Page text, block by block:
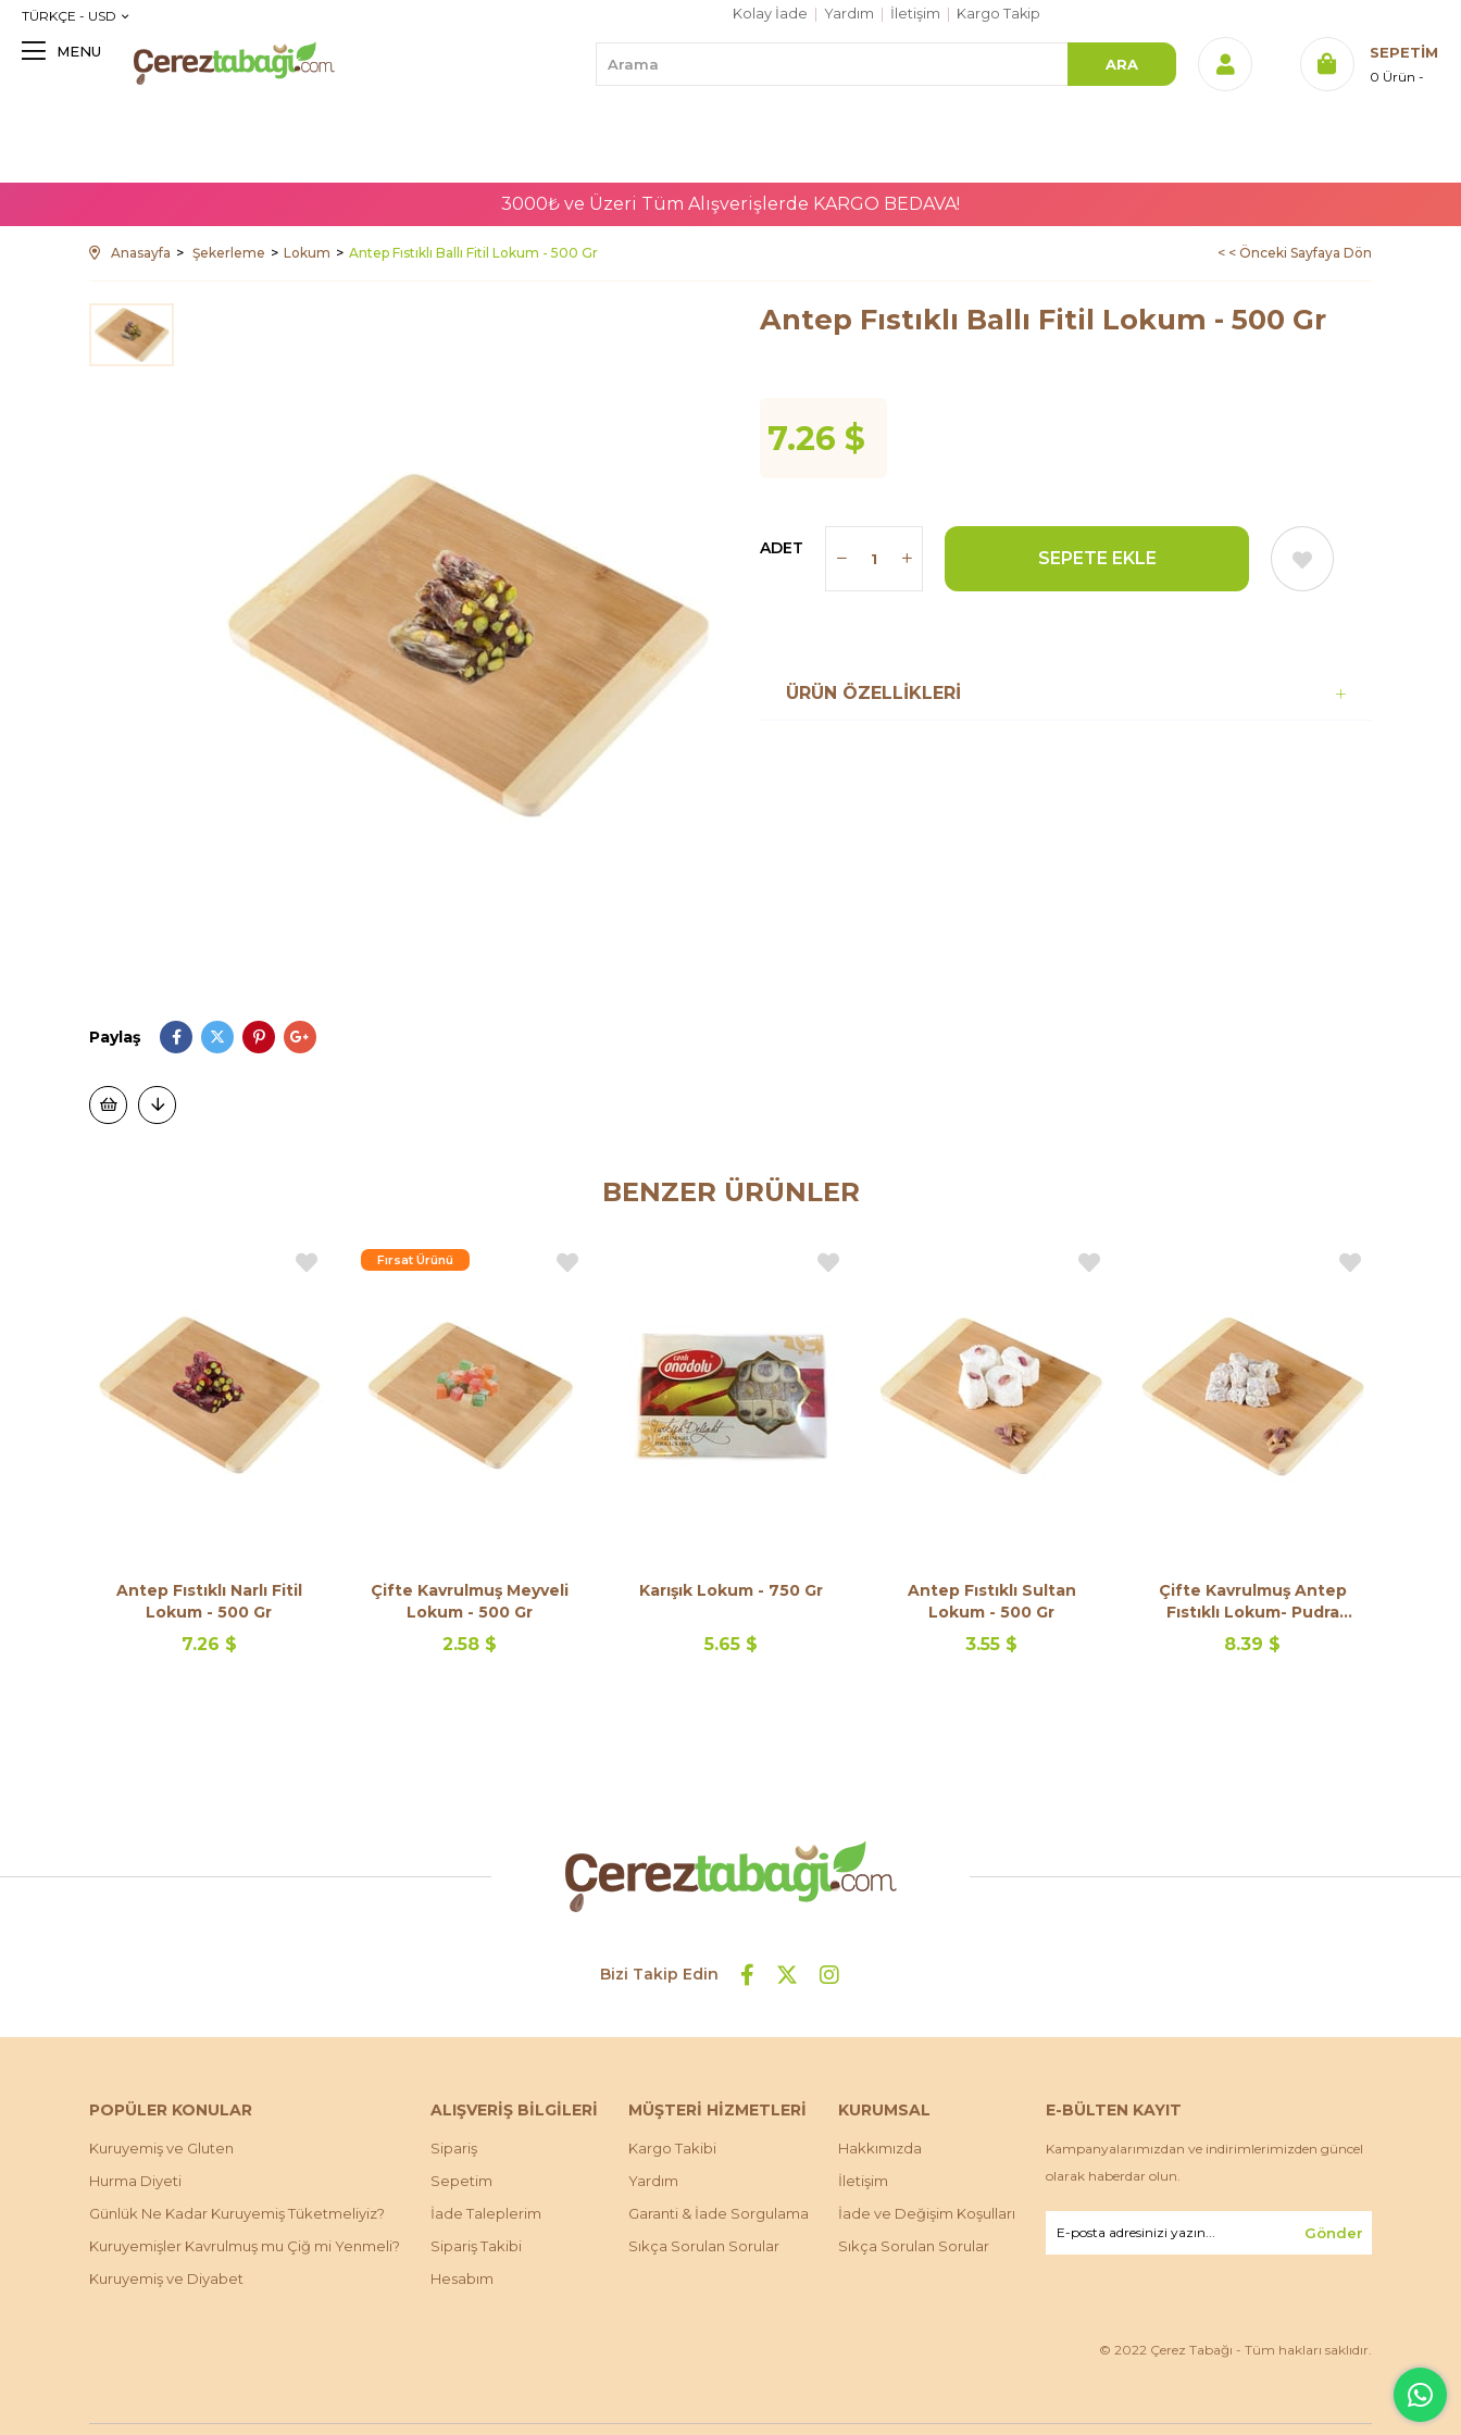
MENU SEPETIM
0 Ürün
TÜRKÇE - USD Kolay İade Yardım İletişim Kargo Takip
3000₺ ve Üzeri Tüm Alışverişlerde KARGO BEDAVA!
Anasayfa Şekerleme Lokum Antep Fıstıklı Ballı Fitil Lokum - 500 Gr < < Önceki Sayfaya Dön
Paylaş
Antep Fıstıklı Ballı Fitil Lokum - 500 Gr
7.26 $
ADET
ÜRÜN ÖZELLIKLERI
BENZER ÜRÜNLER
Antep Fıstıklı Narlı Fitil
Lokum - 500 Gr
7.26 $
Çifte Kavrulmuş Meyveli
Lokum - 500 Gr
2.58 $
Fırsat Ürünü
Karışık Lokum - 750 Gr
5.65 $
Antep Fıstıklı Sultan
Lokum - 500 Gr
3.55 $
Çifte Kavrulmuş Antep
Fıstıklı Lokum- Pudra
Şekerli
8.39 $
Bizi Takip Edin
POPÜLER KONULAR
Kuruyemiş ve Gluten
Hurma Diyeti
Günlük Ne Kadar Kuruyemiş Tüketmeliyiz?
Kuruyemişler Kavrulmuş mu Çiğ mi Yenmeli?
Kuruyemiş ve Diyabet
ALIŞVERİŞ BİLGİLERİ
Sipariş
Sepetim
İade Taleplerim
Sipariş Takibi
Hesabım
MÜŞTERİ HİZMETLERİ
Kargo Takibi
Yardım
Garanti & İade Sorgulama
Sıkça Sorulan Sorular
KURUMSAL
Hakkımızda
İletişim
İade ve Değişim Koşulları
Sıkça Sorulan Sorular
E-BÜLTEN KAYIT
Kampanyalarımızdan ve indirimlerimizden güncel
olarak haberdar olun.
Gönder
© 2022 Çerez Tabağı - Tüm hakları saklıdır.